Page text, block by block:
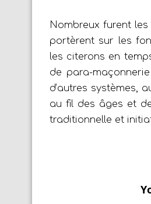
Nombreux furent
portèrent sur les
les citerons en
de para-
d’autres systèmes,
au fil des âges et
traditionnelle et